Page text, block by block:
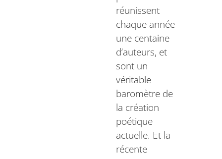
réunissent
chaque année
une centaine
d’auteurs, et
sont un
véritable
baromètre de
la création
poétique
actuelle. Et la
récente